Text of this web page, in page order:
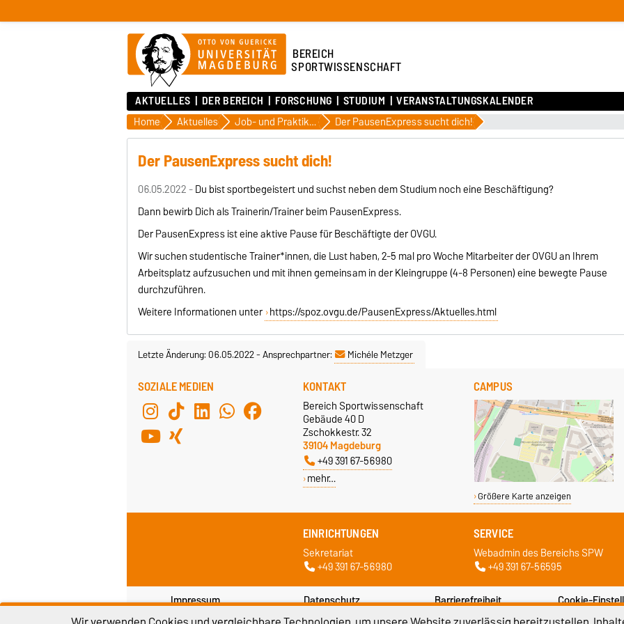
BEREICH
SPORTWISSENSCHAFT
AKTUELLES DER BEREICH FORSCHUNG STUDIUM VERANSTALTUNGSKALENDER
Home Aktuelles Job- und Praktikaausschreibungen Der PausenExpress sucht dich!
Der PausenExpress sucht dich!
06.05.2022 -Du bist sportbegeistert und suchst neben dem Studium noch eine Beschäftigung?
Dann bewirb Dich als Trainerin/Trainer beim PausenExpress.
Der PausenExpress ist eine aktive Pause für Beschäftigte der OVGU.
Wir suchen studentische Trainer*innen, die Lust haben, 2-5 mal pro Woche Mitarbeiter der OVGU an Ihrem
Arbeitsplatz aufzusuchen und mit ihnen gemeinsam in der Kleingruppe (4-8 Personen) eine bewegte Pause
durchzuführen.
Weitere Informationen unter https://spoz.ovgu.de/PausenExpress/Aktuelles.html
Letzte Änderung: 06.05.2022-Ansprechpartner: Michéle Metzger
SOZIALE MEDIEN KONTAKT
Bereich Sportwissenschaft
Gebäude 40 D
Zschokkestr. 32
39104 Magdeburg
+49 391 67-56980
mehr…
CAMPUS
Größere Karte anzeigen
EINRICHTUNGEN
Sekretariat
+49 391 67-56980
SERVICE
Webadmin des Bereichs SPW
+49 391 67-56595
Impressum Datenschutz Barrierefreiheit Cookie-